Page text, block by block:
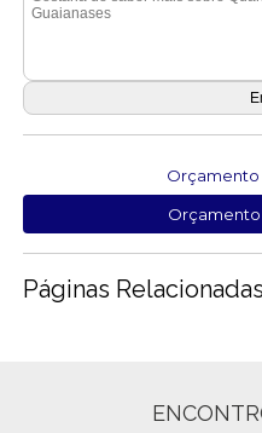
Orçamento
Páginas